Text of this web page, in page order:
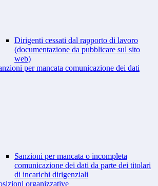
Dirigenti cessati dal rapporto di lavoro
(documentazione da pubblicare sul sito
web)
per mancata comunicazione dei dati
Sanzioni per mancata o incompleta
comunicazione dei dati da parte dei titolari
di incarichi dirigenziali
organizzative